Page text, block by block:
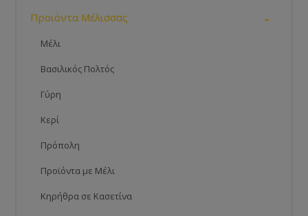
Προιόντα Μέλισσας
-
Μέλι
Βασιλικός Πολτός
Γύρη
Κερί
Πρόπολη
Προϊόντα με Μέλι
Κηρήθρα σε Κασετίνα